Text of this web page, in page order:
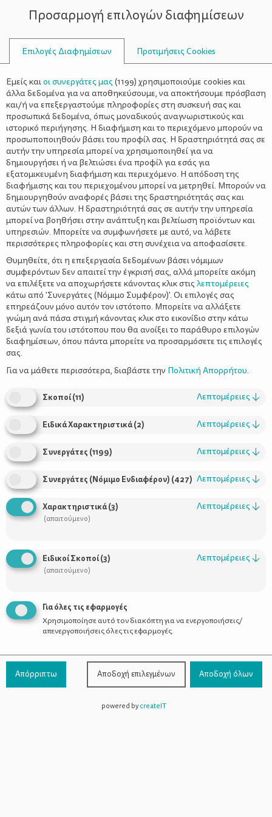
ΣΥΜΒΟΥΛΟΙ
ΓΙΟΣ
10 πράγματα που καταλαβαίνουν μόνο
οι μαμάδες αγοριών
Χρήσιμοι Σύνδεσμοι
Προϊόντα
Επικοινωνία
800-1199-800(από σταθερό,
χωρίς χρέωση)
Προσαρμογή επιλογών διαφημίσεων
Επιλογές Διαφημίσεων Προτιμήσεις Cookies
Εμείς καιοι συνεργάτες μας (1199) χρησιμοποιούμε cookies και
άλλα δεδομένα για να αποθηκεύσουμε, να αποκτήσουμε πρόσβαση
και/ή να επεξεργαστούμε πληροφορίες στη συσκευή σας και
προσωπικά δεδομένα, όπως μοναδικούς αναγνωριστικούς και
ιστορικό περιήγησης. Η διαφήμιση και το περιεχόμενο μπορούν να
προσωποποιηθούν βάσει του προφίλ σας. Η δραστηριότητά σας σε
αυτήν την υπηρεσία μπορεί να χρησιμοποιηθεί για να
δημιουργήσει ή να βελτιώσει ένα προφίλ για εσάς για
εξατομικευμένη διαφήμιση και περιεχόμενο. Η απόδοση της
διαφήμισης και του περιεχομένου μπορεί να μετρηθεί. Μπορούν να
δημιουργηθούν αναφορές βάσει της δραστηριότητάς σας και
αυτών των άλλων. Η δραστηριότητά σας σε αυτήν την υπηρεσία
μπορεί να βοηθήσει στην ανάπτυξη και βελτίωση προϊόντων και
υπηρεσιών. Μπορείτε να συμφωνήσετε με αυτό, να λάβετε
περισσότερες πληροφορίες και στη συνέχεια να αποφασίσετε.
Θυμηθείτε, ότι η επεξεργασία δεδομένων βάσει νόμιμων
συμφερόντων δεν απαιτεί την έγκρισή σας, αλλά μπορείτε ακόμη
να επιλέξετε να αποχωρήσετε κάνοντας κλικ στις λεπτομέρειες
κάτω από 'Συνεργάτες (Νόμιμο Συμφέρον)'. Οι επιλογές σας
επηρεάζουν μόνο αυτόν τον ιστότοπο. Μπορείτε να αλλάξετε
γνώμη ανά πάσα στιγμή κάνοντας κλικ στο εικονίδιο στην κάτω
δεξιά γωνία του ιστότοπου που θα ανοίξει το παράθυρο επιλογών
διαφημίσεων, όπου πάντα μπορείτε να προσαρμόσετε τις επιλογές
σας.
Για να μάθετε περισσότερα, διαβάστε την Πολιτική Απορρήτου.
Σκοποί(11) Λεπτομέρειες ↓
Ειδικά Χαρακτηριστικά(2) Λεπτομέρειες ↓
Συνεργάτες (1199) Λεπτομέρειες ↓
Συνεργάτες (Νόμιμο Ενδιαφέρον) (427) Λεπτομέρειες ↓
Χαρακτηριστικά(3)
(απαιτούμενο)
Λεπτομέρειες ↓
Ειδικοί Σκοποί(3)
(απαιτούμενο)
Λεπτομέρειες ↓
Για όλες τις εφαρμογές
Χρησιμοποίησε αυτό τον διακόπτη για να ενεργοποιήσεις/
απενεργοποιήσεις όλες τις εφαρμογές.
Απόρριπτω Αποδοχή επιλεγμένων Αποδοχή όλων
powered bycreateIT